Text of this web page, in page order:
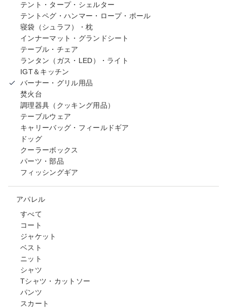
テント・タープ・シェルター
テントペグ・ハンマー・ロープ・ポール
寝袋（シュラフ）・枕
インナーマット・グランドシート
テーブル・チェア
ランタン（ガス・LED）・ライト
IGT＆キッチン
バーナー・グリル用品
焚火台
調理器具（クッキング用品）
テーブルウェア
キャリーバッグ・フィールドギア
ドッグ
クーラーボックス
パーツ・部品
フィッシングギア
アパレル
すべて
コート
ジャケット
ベスト
ニット
シャツ
Tシャツ・カットソー
パンツ
スカート